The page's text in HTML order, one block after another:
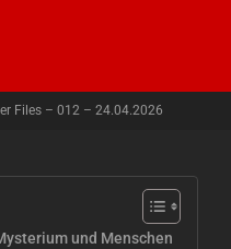
Files – 012 – 24.04.2026
und Menschen